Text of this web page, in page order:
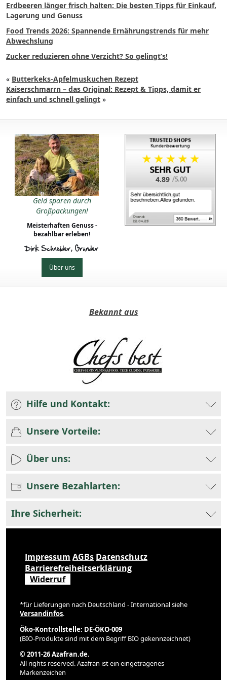
Erdbeeren länger frisch halten: Die besten Tipps für Einkauf,
Lagerung und Genuss
Food Trends 2026: Spannende Ernährungstrends für mehr
Abwechslung
Zucker reduzieren ohne Verzicht? So gelingt’s!
« Butterkeks-Apfelmuskuchen Rezept
Kaiserschmarrn – das Original: Rezept & Tipps, damit er
einfach und schnell gelingt »
Geld sparen durch
Großpackungen!
Meisterhaften Genuss -
bezahlbar erleben!
Dirk Schneider, Gründer
Über uns
4.89
Bekannt aus
Hilfe und Kontakt:
Unsere Vorteile:
Über uns:
Unsere Bezahlarten:
Ihre Sicherheit:
Impressum AGBs Datenschutz
Barrierefreiheitserklärung
Widerruf
*für Lieferungen nach Deutschland - International siehe
Versandinfos.
Öko-Kontrollstelle: DE-ÖKO-009
(BIO-Produkte sind mit dem Begriff BIO gekennzeichnet)
© 2011-26 Azafran.de.
All rights reserved. Azafran ist ein eingetragenes
Markenzeichen